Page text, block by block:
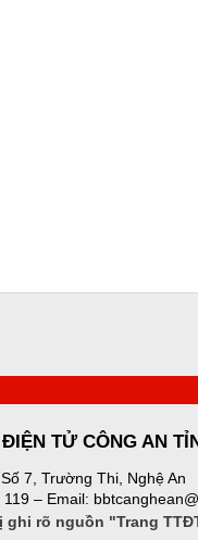
TỬ CÔNG AN
7, Trường Thi, Nghệ An
– Email:
rõ nguồn "Trang